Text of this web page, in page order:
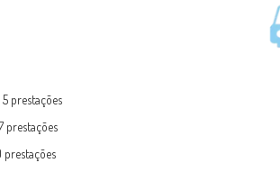
prestações